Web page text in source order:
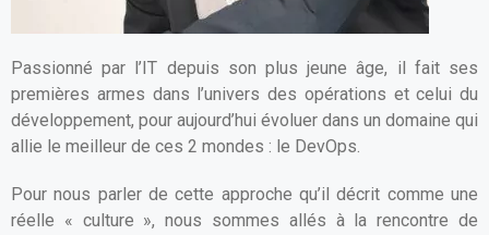
Passionné par l’IT depuis son plus jeune âge, il fait ses
premières armes dans l’univers des opérations et celui du
développement, pour aujourd’hui évoluer dans un domaine qui
allie le meilleur de ces 2 mondes : le DevOps.
Pour nous parler de cette approche qu’il décrit comme une
réelle « culture », nous sommes allés à la rencontre de